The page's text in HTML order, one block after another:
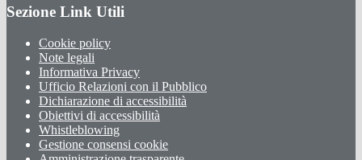
Sezione Link Utili
Cookie policy
Note legali
Informativa Privacy
Ufficio Relazioni con il Pubblico
Dichiarazione di accessibilità
Obiettivi di accessibilità
Whistleblowing
Gestione consensi cookie